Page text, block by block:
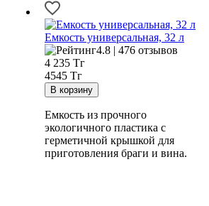
Емкость универсальная, 32 л
4.8 | 476 отзывов
4 235 Тг
4545 Тг
Емкость из прочного
экологичного пластика с
герметичной крышкой для
приготовления браги и вина.